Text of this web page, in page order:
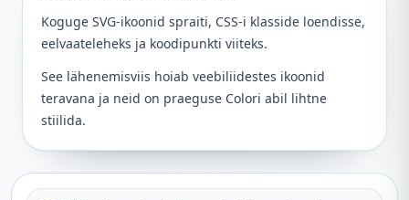
Koguge SVG-ikoonid spraiti, CSS-i klasside loendisse,
eelvaateleheks ja koodipunkti viiteks.
See lähenemisviis hoiab veebiliidestes ikoonid
teravana ja neid on praeguse Colori abil lihtne
stiilida.